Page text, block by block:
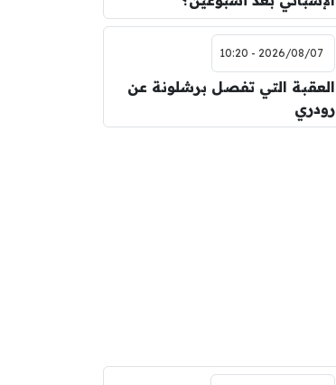
2026/08/07 - 10:20
العقبة التي تفصل برشلونة عن
رودري